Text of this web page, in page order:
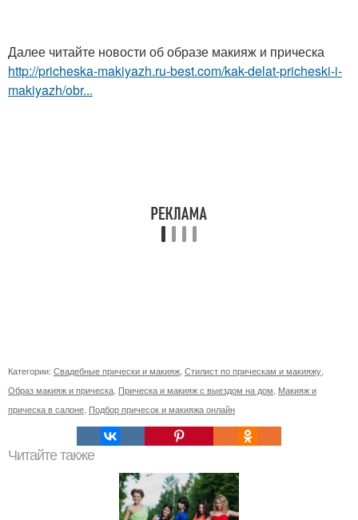
Далее читайте новости об образе макияж и прическа
http://pricheska-makiyazh.ru-best.com/kak-delat-pricheski-i-
makiyazh/obr...
Категории: Свадебные прически и макияж Стилист по прическам и макияжу
Образ макияж и прическа Прическа и макияж с выездом на дом Макияж и
прическа в салоне Подбор причесок и макияжа онлайн
Читайте также